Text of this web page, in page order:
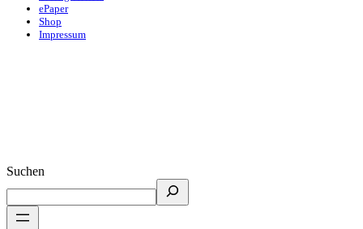
ePaper
Shop
Impressum
Suchen